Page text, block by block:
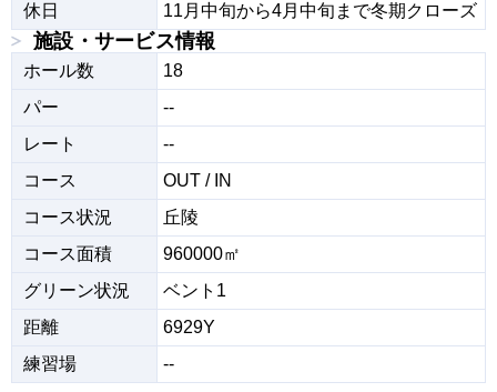
休日
11月中旬から4月中旬まで冬期クローズ
施設・サービス情報
ホール数
18
パー
--
レート
--
コース
OUT / IN
コース状況
丘陵
コース面積
960000㎡
グリーン状況
ベント1
距離
6929Y
練習場
--